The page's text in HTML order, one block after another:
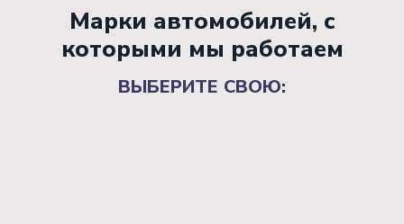
Марки автомобилей, с
которыми мы работаем
ВЫБЕРИТЕ СВОЮ: